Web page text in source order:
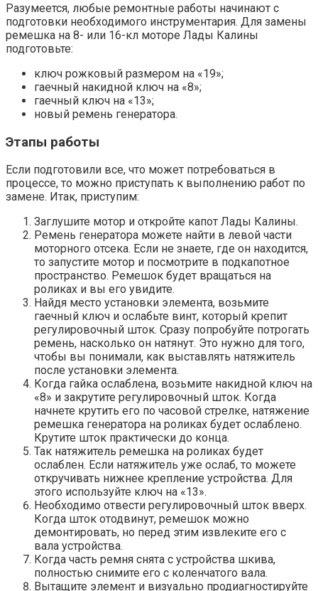
Разумеется, любые ремонтные работы начинают с
подготовки необходимого инструментария. Для замены
ремешка на 8- или 16-кл моторе Лады Калины
подготовьте:
ключ рожковый размером на «19»;
гаечный накидной ключ на «8»;
гаечный ключ на «13»;
новый ремень генератора.
Этапы работы
Если подготовили все, что может потребоваться в
процессе, то можно приступать к выполнению работ по
замене. Итак, приступим:
Заглушите мотор и откройте капот Лады Калины.
Ремень генератора можете найти в левой части
моторного отсека. Если не знаете, где он находится,
то запустите мотор и посмотрите в подкапотное
пространство. Ремешок будет вращаться на
роликах и вы его увидите.
Найдя место установки элемента, возьмите
гаечный ключ и ослабьте винт, который крепит
регулировочный шток. Сразу попробуйте потрогать
ремень, насколько он натянут. Это нужно для того,
чтобы вы понимали, как выставлять натяжитель
после установки элемента.
Когда гайка ослаблена, возьмите накидной ключ на
«8» и закрутите регулировочный шток. Когда
начнете крутить его по часовой стрелке, натяжение
ремешка генератора на роликах будет ослаблено.
Крутите шток практически до конца.
Так натяжитель ремешка на роликах будет
ослаблен. Если натяжитель уже ослаб, то можете
откручивать нижнее крепление устройства. Для
этого используйте ключ на «13».
Необходимо отвести регулировочный шток вверх.
Когда шток отодвинут, ремешок можно
демонтировать, но перед этим извлеките его с
вала устройства.
Когда часть ремня снята с устройства шкива,
полностью снимите его с коленчатого вала.
Вытащите элемент и визуально продиагностируйте